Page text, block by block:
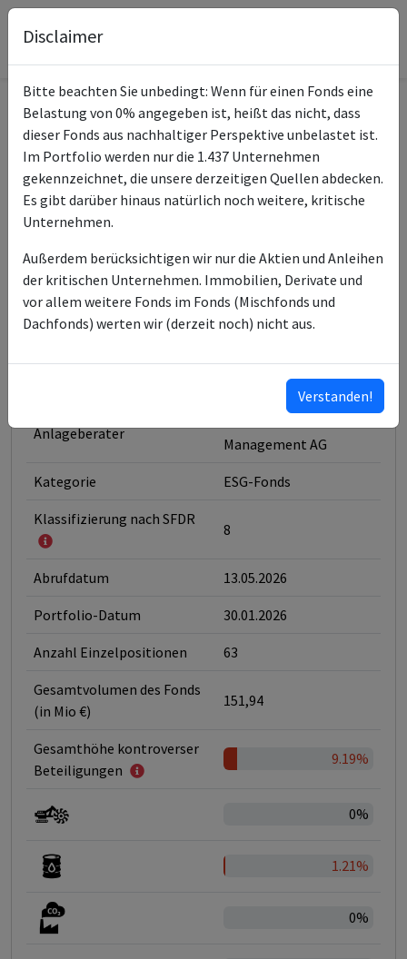
Informationen zum Fonds
Name
3 Banken
Nachhaltigkeitsfonds R
ISIN des Fonds
ISINs weiterer
Anteilsklassen
AT0000A1FQJ4
Typ des Fonds Aktien
3 Banken-Generali
Investment-GmbH
Anlageberater
Management AG
Kategorie ESG-Fonds
Klassifizierung nach SFDR
8
Abrufdatum 13.05.2026
Portfolio-Datum 30.01.2026
Anzahl Einzelpositionen 63
Gesamtvolumen des Fonds
(in Mio €)
151,94
Gesamthöhe kontroverser
Beteiligungen
9.19%
0%
1.21%
0%
Disclaimer
Bitte beachten Sie unbedingt: Wenn für einen Fonds eine
Belastung von 0% angegeben ist, heißt das nicht, dass
dieser Fonds aus nachhaltiger Perspektive unbelastet ist.
Im Portfolio werden nur die 1.437 Unternehmen
gekennzeichnet, die unsere derzeitigen Quellen abdecken.
Es gibt darüber hinaus natürlich noch weitere, kritische
Unternehmen.
Außerdem berücksichtigen wir nur die Aktien und Anleihen
der kritischen Unternehmen. Immobilien, Derivate und
vor allem weitere Fonds im Fonds (Mischfonds und
Dachfonds) werten wir (derzeit noch) nicht aus.
Verstanden!